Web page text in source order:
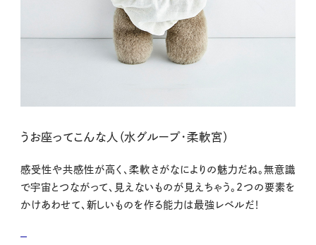
うお座ってこんな人（水グループ・柔軟宮）
感受性や共感性が高く、柔軟さがなによりの魅力だね。無意識
で宇宙とつながって、見えないものが見えちゃう。2つの要素を
かけあわせて、新しいものを作る能力は最強レベルだ！